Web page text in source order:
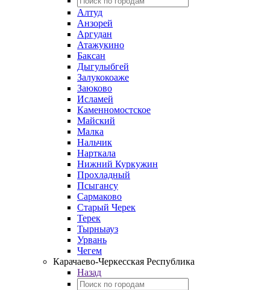
Алтуд
Анзорей
Аргудан
Атажукино
Баксан
Дыгулыбгей
Залукокоаже
Заюково
Исламей
Каменномостское
Майский
Малка
Нальчик
Нарткала
Нижний Куркужин
Прохладный
Псыгансу
Сармаково
Старый Черек
Терек
Тырныауз
Урвань
Чегем
Карачаево-Черкесская Республика
Назад